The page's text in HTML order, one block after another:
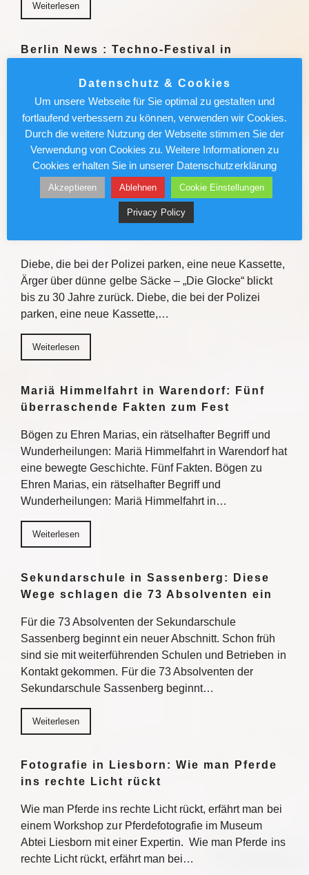
Weiterlesen
Berlin News : Techno-Festival in
Schilderdiebe
An der Bleilochtalsperre bei Saalburg in Thüringen
tanzt gerade die Festivalgemeinde. Einige scheinen
nicht nur wegen der Musik zu kommen. Weiterlesen
Weiterlesen
Vor 25 Jahren: Urzeitgigant verlässt
Diebe, die bei der Polizei parken, eine neue Kassette,
Ärger über dünne gelbe Säcke – „Die Glocke“ blickt
bis zu 30 Jahre zurück. Diebe, die bei der Polizei
parken, eine neue Kassette,…
Weiterlesen
Mariä Himmelfahrt in Warendorf: Fünf
überraschende Fakten zum Fest
Bögen zu Ehren Marias, ein rätselhafter Begriff und
Wunderheilungen: Mariä Himmelfahrt in Warendorf hat
eine bewegte Geschichte. Fünf Fakten. Bögen zu
Ehren Marias, ein rätselhafter Begriff und
Wunderheilungen: Mariä Himmelfahrt in…
Weiterlesen
Sekundarschule in Sassenberg: Diese
Wege schlagen die 73 Absolventen ein
Für die 73 Absolventen der Sekundarschule
Sassenberg beginnt ein neuer Abschnitt. Schon früh
sind sie mit weiterführenden Schulen und Betrieben in
Kontakt gekommen. Für die 73 Absolventen der
Sekundarschule Sassenberg beginnt…
Weiterlesen
Fotografie in Liesborn: Wie man Pferde
ins rechte Licht rückt
Wie man Pferde ins rechte Licht rückt, erfährt man bei
einem Workshop zur Pferdefotografie im Museum
Abtei Liesborn mit einer Expertin. Wie man Pferde ins
rechte Licht rückt, erfährt man bei…
Datenschutz & Cookies
Um unsere Webseite für Sie optimal zu gestalten und
fortlaufend verbessern zu können, verwenden wir Cookies.
Durch die weitere Nutzung der Webseite stimmen Sie der
Verwendung von Cookies zu. Weitere Informationen zu
Cookies erhalten Sie in unserer Datenschutzerklärung
Akzeptieren Ablehnen Cookie Einstellungen
Privacy Policy